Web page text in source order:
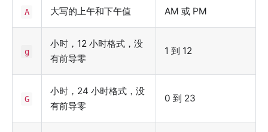
A 大写的上午和下午值 AM 或 PM
g
小时，12 小时格式，没
有前导零
1 到 12
G
小时，24 小时格式，没
有前导零
0 到 23